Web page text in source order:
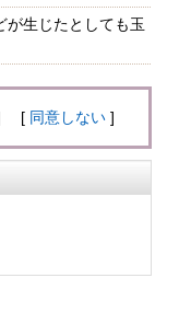
が生じたとしても玉
[ 同意しない ]